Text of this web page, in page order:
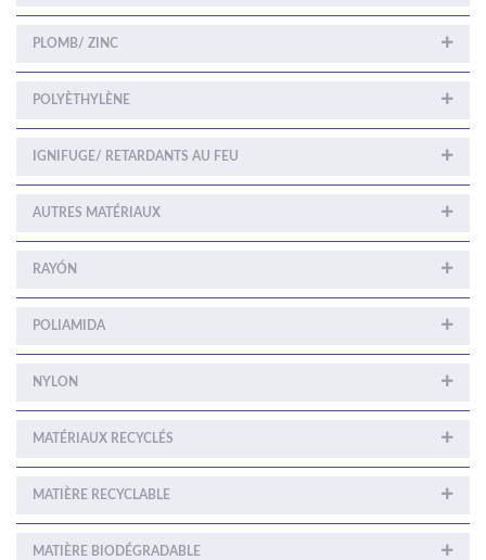
PLOMB/ ZINC
POLYÈTHYLÈNE
IGNIFUGE/ RETARDANTS AU FEU
AUTRES MATÉRIAUX
RAYÓN
POLIAMIDA
NYLON
MATÉRIAUX RECYCLÉS
MATIÈRE RECYCLABLE
MATIÈRE BIODÉGRADABLE